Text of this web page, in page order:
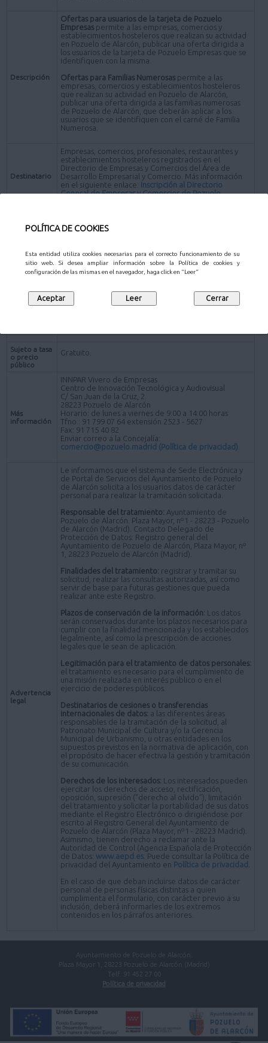
POLÍTICA DE COOKIES
Esta entidad utiliza cookies necesarias para el correcto funcionamiento de su
sitio web. Si desea ampliar información sobre la Política de cookies y
configuración de las mismas en el navegador, haga click en "Leer"
Descripción
Ofertas para usuarios de la tarjeta de Pozuelo
Empresas permite a las empresas, comercios y
establecimientos hosteleros que realizan su actividad
en Pozuelo de Alarcón, publicar una oferta dirigida a
los usuarios de la tarjeta de Pozuelo Empresas que se
identifiquen con la misma.
Ofertas para Familias Numerosas permite a las
empresas, comercios y establecimientos hosteleros
que realizan su actividad en Pozuelo de Alarcón,
publicar una oferta dirigida a las familias numerosas
de Pozuelo de Alarcón, que deberán aplicar a los
usuarios que se identifiquen con el carné de Familia
Numerosa.
Destinatario
Empresas, comercios, profesionales, restaurantes y
establecimientos hosteleros registrados en el
Directorio de Empresas y Comercios del Área de
Desarrollo Empresarial y Comercio. Más información
en el siguiente enlace: Inscripción al Directorio
General de Empresas y Comercios de Pozuelo.
Requisitos
de iniciación
pertenezcan al término municipal de Pozuelo de
Alarcón.
Plazo de
presentación
A lo largo del año.
(Canales de
acceso)
botón "tramitar" situado al final de esta página.
Sujeto a tasa
o precio
público
Gratuito.
Más
información
INNPAR Vivero de Empresas
Centro de Innovación Tecnológica y Audiovisual
C/ San Juan de la Cruz, 2.
28223 Pozuelo de Alarcón
Horario: de lunes a viernes de 9:00 a 14:00 horas
Tfno.: 91 799 07 64 extensión 2523 - 5627
Fax: 91 715 40 82
Enviar correo a la Concejalía:
comercio@pozuelo.madrid (Política de privacidad)
Advertencia
legal
Le informamos que el sistema de Sede Electrónica y
de Portal de Servicios del Ayuntamiento de Pozuelo
de Alarcón solicita a los usuarios datos de carácter
personal para realizar la tramitación solicitada.
Responsable del tratamiento: Ayuntamiento de
Pozuelo de Alarcón. Plaza Mayor, nº1 - 28223 - Pozuelo
de Alarcón (Madrid). Contacto Delegado de
Protección de Datos: Registro general del
Ayuntamiento de Pozuelo de Alarcón, Plaza Mayor, nº
1, 28223 Pozuelo de Alarcón (Madrid).
Finalidades del tratamiento: registrar y tramitar su
solicitud, realizar las consultas autorizadas, así como
servir de base para futuras gestiones que pueda
realizar ante este Registro.
Plazos de conservación de la información: Los datos
serán conservados durante los plazos necesarios para
cumplir con la finalidad mencionada y los establecidos
legalmente, así como la prescripción de acciones
legales que le sean de aplicación.
Legitimación para el tratamiento de datos personales:
el tratamiento es necesario para el cumplimiento de
una misión realizada en interés público o en el
ejercicio de poderes públicos.
Destinatarios de cesiones o transferencias
internacionales de datos: a las diferentes áreas
responsables de la tramitación de la solicitud, al
Patronato Municipal de Cultura y/o la Gerencia
Municipal de Urbanismo, u otras entidades en los
supuestos previstos en la normativa de aplicación, con
el propósito de hacer efectiva la gestión y tramitación
de su comunicación.
Derechos de los interesados: Los interesados pueden
ejercitar los derechos de acceso, rectificación,
oposición, supresión ("derecho al olvido”), limitación
del tratamiento y solicitar la portabilidad de sus datos
mediante el Registro Electrónico o dirigiéndose por
escrito al Registro General del Ayuntamiento de
Pozuelo de Alarcón (Plaza Mayor, nº1 - 28223 Madrid).
Asimismo, tienen derecho a reclamar ante la
Autoridad de Control (Agencia Española de Protección
de Datos: www.aepd.es . Puede consultar la Política de
privacidad del Ayuntamiento en Política de privacidad
En el caso de que deban incluirse datos de carácter
personal de personas físicas distintas a quien
cumplimenta el formulario, con carácter previo a su
inclusión, deberá informarles de los extremos
contenidos en los párrafos anteriores.
Ayuntamiento de Pozuelo de Alarcón.
Plaza Mayor 1, 28223 Pozuelo de Alarcón (Madrid)
Telf. 91 452 27 00
Política de privacidad